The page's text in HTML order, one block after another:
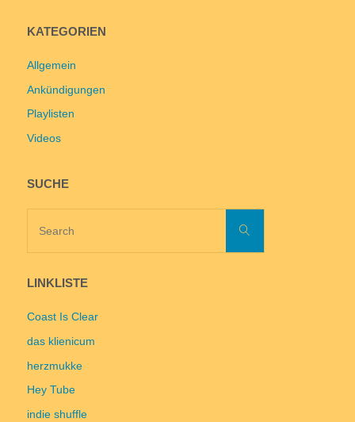
KATEGORIEN
Allgemein
Ankündigungen
Playlisten
Videos
SUCHE
Search
LINKLISTE
Coast Is Clear
das klienicum
herzmukke
Hey Tube
indie shuffle